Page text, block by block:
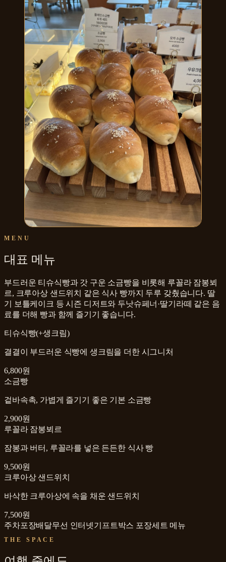
MENU
대표 메뉴
부드러운 티슈식빵과 갓 구운 소금빵을 비롯해 루꼴라 잠봉뵈
르, 크루아상 샌드위치 같은 식사 빵까지 두루 갖췄습니다. 딸
기 보틀케이크 등 시즌 디저트와 두낫슈페너·딸기라떼 같은 음
료를 더해 빵과 함께 즐기기 좋습니다.
티슈식빵(+생크림)
결결이 부드러운 식빵에 생크림을 더한 시그니처
6,800원
소금빵
겉바속촉, 가볍게 즐기기 좋은 기본 소금빵
2,900원
루꼴라 잠봉뵈르
잠봉과 버터, 루꼴라를 넣은 든든한 식사 빵
9,500원
크루아상 샌드위치
바삭한 크루아상에 속을 채운 샌드위치
7,500원
주차포장배달무선 인터넷기프트박스 포장세트 메뉴
THE SPACE